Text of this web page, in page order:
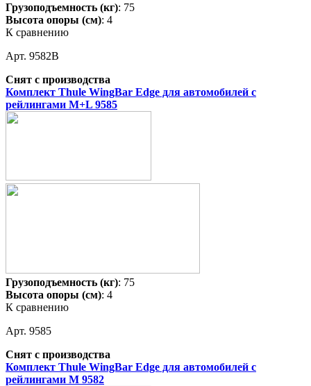
Грузоподъемность (кг): 75
Высота опоры (см): 4
К сравнению
Арт. 9582B
Снят с производства
Комплект Thule WingBar Edge для автомобилей с
рейлингами M+L 9585
Грузоподъемность (кг): 75
Высота опоры (см): 4
К сравнению
Арт. 9585
Снят с производства
Комплект Thule WingBar Edge для автомобилей с
рейлингами M 9582